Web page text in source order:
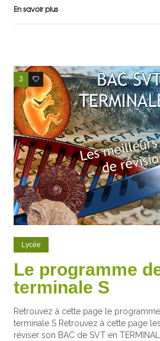
En savoir plus
3 0
Lycée
Le programme
terminale S
Retrouvez à cette page le
terminale S Retrouvez à cette page
réviser son BAC de SVT en